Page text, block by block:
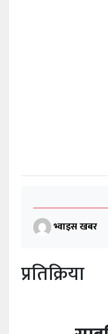
भ्वाइस खबर
प्रतिक्रिया